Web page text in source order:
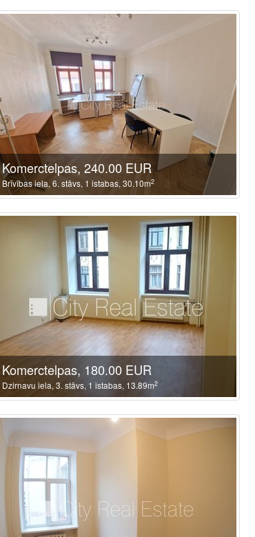
Komerctelpas, 240.00 EUR
Brīvības iela, 6. stāvs, 1 istabas, 30.10m2
Komerctelpas, 180.00 EUR
Dzirnavu iela, 3. stāvs, 1 istabas, 13.89m2